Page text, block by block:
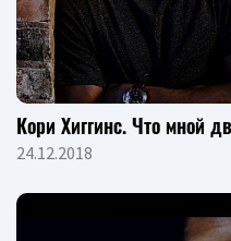
Кори Хиггинс. Что мной
24.12.2018